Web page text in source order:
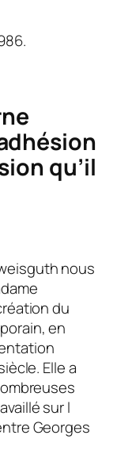
qu’il
nous
du
en
Elle a
sur l
Georges